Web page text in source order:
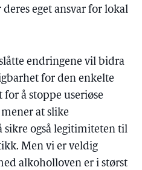
eget ansvar for lokal
endringene vil bidra
for den enkelte
å stoppe useriøse
at slike
sikre også legitimiteten til
Men vi er veldig
alkoholloven er i størst